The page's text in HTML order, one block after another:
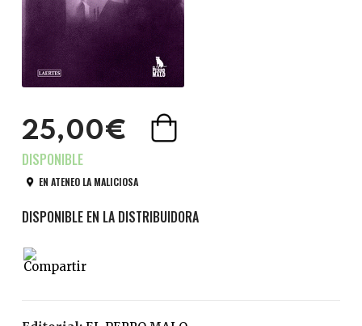
25,00€
EN ATENEO LA MALICIOSA